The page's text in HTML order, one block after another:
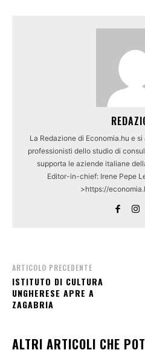
La Redazione di Economia.hu e
professionisti dello studio di
supporta le aziende italiane
Editor-in-chief: Irene Pepe
>https://
ARTICOLO PRECEDENTE
ISTITUTO DI CULTURA
UNGHERESE APRE A
ZAGABRIA
ALTRI ARTICOLI CHE